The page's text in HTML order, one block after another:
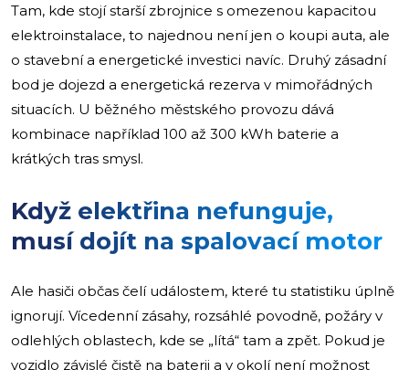
Tam, kde stojí starší zbrojnice s omezenou kapacitou
elektroinstalace, to najednou není jen o koupi auta, ale
o stavební a energetické investici navíc. Druhý zásadní
bod je dojezd a energetická rezerva v mimořádných
situacích. U běžného městského provozu dává
kombinace například 100 až 300 kWh baterie a
krátkých tras smysl.
Když elektřina nefunguje,
musí dojít na spalovací motor
Ale hasiči občas čelí událostem, které tu statistiku úplně
ignorují. Vícedenní zásahy, rozsáhlé povodně, požáry v
odlehlých oblastech, kde se „lítá“ tam a zpět. Pokud je
vozidlo závislé čistě na baterii a v okolí není možnost